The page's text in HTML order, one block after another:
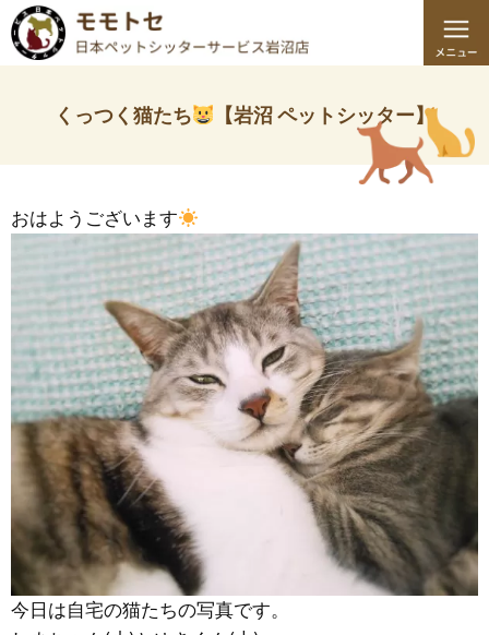
くっつく猫たち 【岩沼 ペットシッター】
おはようございます
今日は自宅の猫たちの写真です。